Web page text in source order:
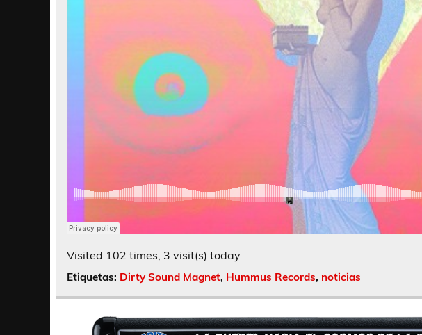
Visited 102 times, 3 visit(s) today
Etiquetas: Dirty Sound Magnet, Hummus Records, noticias